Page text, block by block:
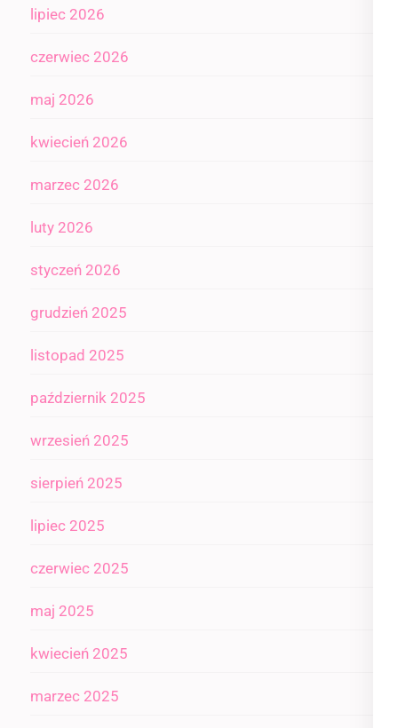
lipiec 2026
czerwiec 2026
maj 2026
kwiecień 2026
marzec 2026
luty 2026
styczeń 2026
grudzień 2025
listopad 2025
październik 2025
wrzesień 2025
sierpień 2025
lipiec 2025
czerwiec 2025
maj 2025
kwiecień 2025
marzec 2025